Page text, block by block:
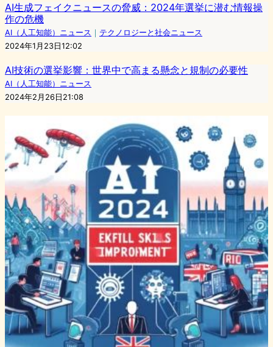
AI生成フェイクニュースの脅威：2024年選挙に潜む情報操
作の危機
AI（人工知能）ニュース ｜ テクノロジーと社会ニュース
2024年1月23日12:02
AI技術の選挙影響：世界中で高まる懸念と規制の必要性
AI（人工知能）ニュース
2024年2月26日21:08